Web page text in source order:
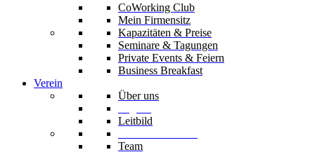
CoWorking Club
Mein Firmensitz
Kapazitäten & Preise
Seminare & Tagungen
Private Events & Feiern
Business Breakfast
Verein
Über uns
Leitbild
Team